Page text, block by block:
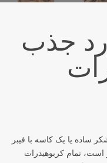
جذب
ساده یا یک کاسه با فیبر
تمام کربوهیدرات